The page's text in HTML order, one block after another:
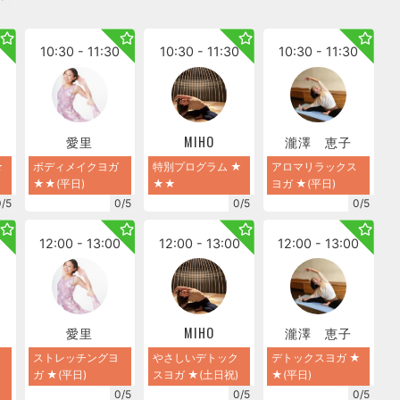
5
10:30 - 11:30
愛里
ボディメイクヨガ
★★(平日)
0/5
10:30 - 11:30
MIHO
特別プログラム ★
★★
0/5
10:30 - 11:30
瀧澤 恵子
アロマリラックス
ヨガ ★(平日)
0/5
12:00 - 13:00
愛里
ストレッチングヨ
ガ ★(平日)
0/5
12:00 - 13:00
MIHO
やさしいデトック
スヨガ ★(土日祝)
0/5
12:00 - 13:00
瀧澤 恵子
デトックスヨガ ★
★(平日)
0/5